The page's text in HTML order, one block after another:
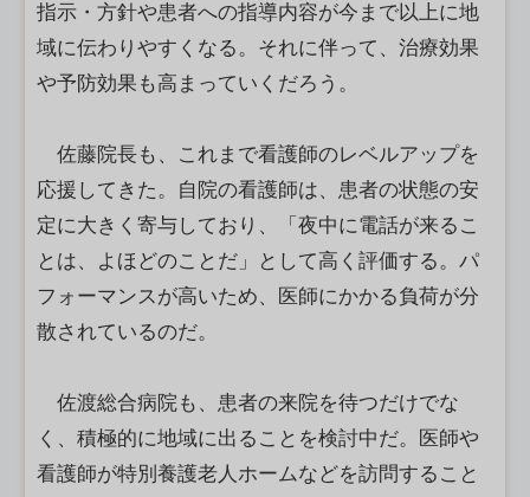
指示・方針や患者への指導内容が今まで以上に地
域に伝わりやすくなる。それに伴って、治療効果
や予防効果も高まっていくだろう。
佐藤院長も、これまで看護師のレベルアップを
応援してきた。自院の看護師は、患者の状態の安
定に大きく寄与しており、「夜中に電話が来るこ
とは、よほどのことだ」として高く評価する。パ
フォーマンスが高いため、医師にかかる負荷が分
散されているのだ。
佐渡総合病院も、患者の来院を待つだけでな
く、積極的に地域に出ることを検討中だ。医師や
看護師が特別養護老人ホームなどを訪問すること